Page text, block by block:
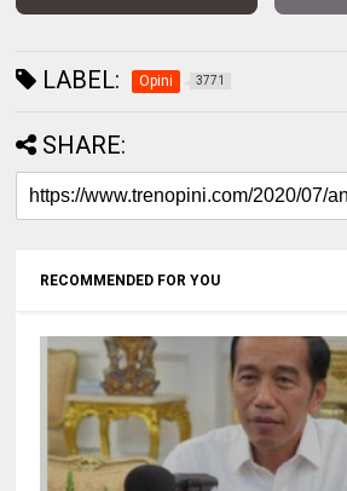
LABEL: Opini 3771
SHARE:
RECOMMENDED FOR YOU